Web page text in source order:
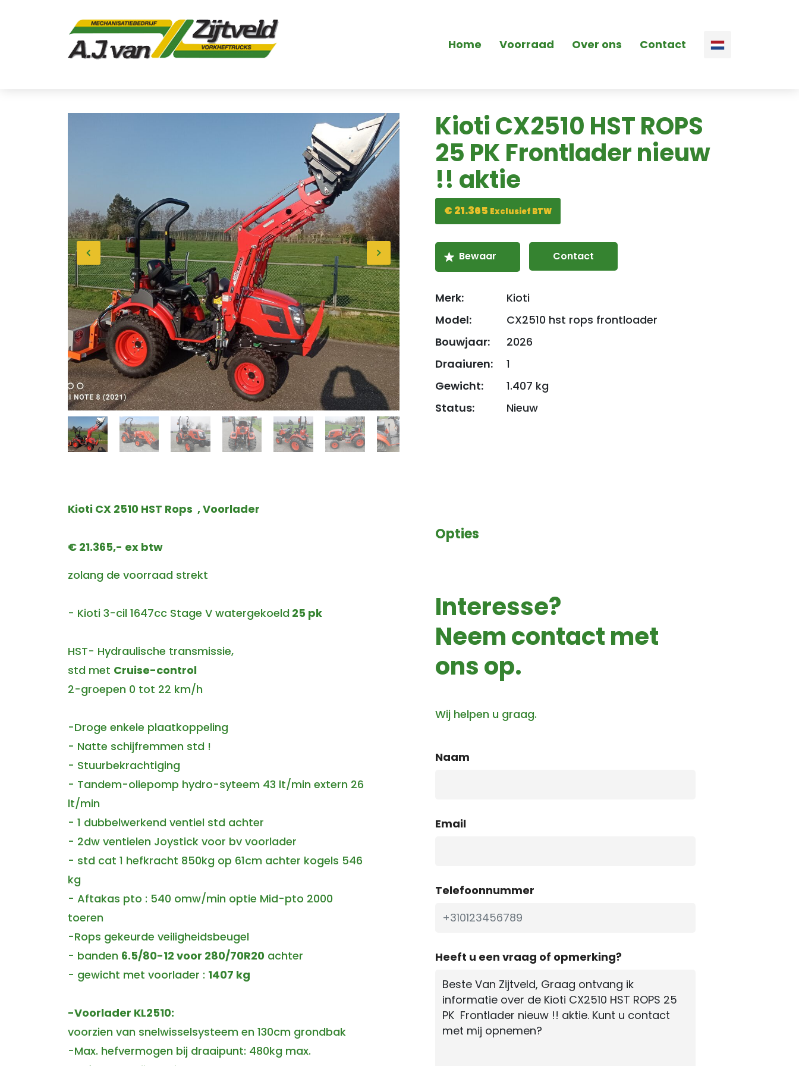
Home Voorraad Over ons Contact
Kioti CX2510 HST ROPS
25 PK Frontlader nieuw
!! aktie
€ 21.365 Exclusief BTW
Contact
Merk:
Kioti
Model:
CX2510 hst rops frontloader
Bouwjaar:
2026
Draaiuren:
1
Gewicht:
1.407 kg
Status:
Nieuw
Kioti CX 2510 HST Rops , Voorlader
€ 21.365,- ex btw
zolang de voorraad strekt
- Kioti 3-cil 1647cc Stage V watergekoeld 25 pk
HST- Hydraulische transmissie,
std met Cruise-control
2-groepen 0 tot 22 km/h
-Droge enkele plaatkoppeling
- Natte schijfremmen std !
- Stuurbekrachtiging
- Tandem-oliepomp hydro-syteem 43 lt/min extern 26
lt/min
- 1 dubbelwerkend ventiel std achter
- 2dw ventielen Joystick voor bv voorlader
- std cat 1 hefkracht 850kg op 61cm achter kogels 546
kg
- Aftakas pto : 540 omw/min optie Mid-pto 2000
toeren
-Rops gekeurde veiligheidsbeugel
- banden 6.5/80-12 voor 280/70R20 achter
- gewicht met voorlader : 1407 kg
-Voorlader KL2510:
voorzien van snelwisselsysteem en 130cm grondbak
-Max. hefvermogen bij draaipunt: 480kg max.
Opties
Interesse?
Neem contact met
ons op.
Wij helpen u graag.
Naam
Email
Telefoonnummer
Heeft u een vraag of opmerking?